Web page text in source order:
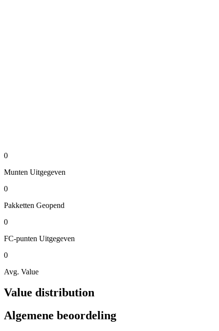
0
Munten Uitgegeven
0
Pakketten Geopend
0
FC-punten Uitgegeven
0
Avg. Value
Value distribution
Algemene beoordeling